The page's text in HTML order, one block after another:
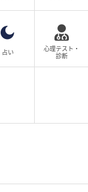
占い
心理テスト・
診断